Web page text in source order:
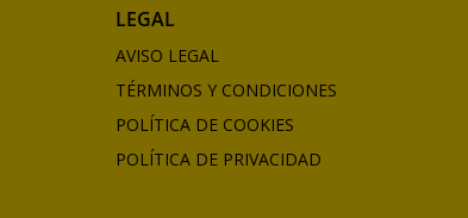
LEGAL
AVISO LEGAL
TÉRMINOS Y CONDICIONES
POLÍTICA DE COOKIES
POLÍTICA DE PRIVACIDAD